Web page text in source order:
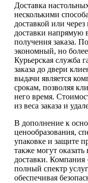
Доставка
несколькими
доставкой или
доставки напрямую
получения заказа.
экономный, но
Курьерская служба
заказа до двери
выдачи является
срокам, позволяя
него время.
из веса заказа и
В дополнение к
ценообразования,
упаковке и защите
также могут
доставки. Компания
полный спектр
обеспечивая